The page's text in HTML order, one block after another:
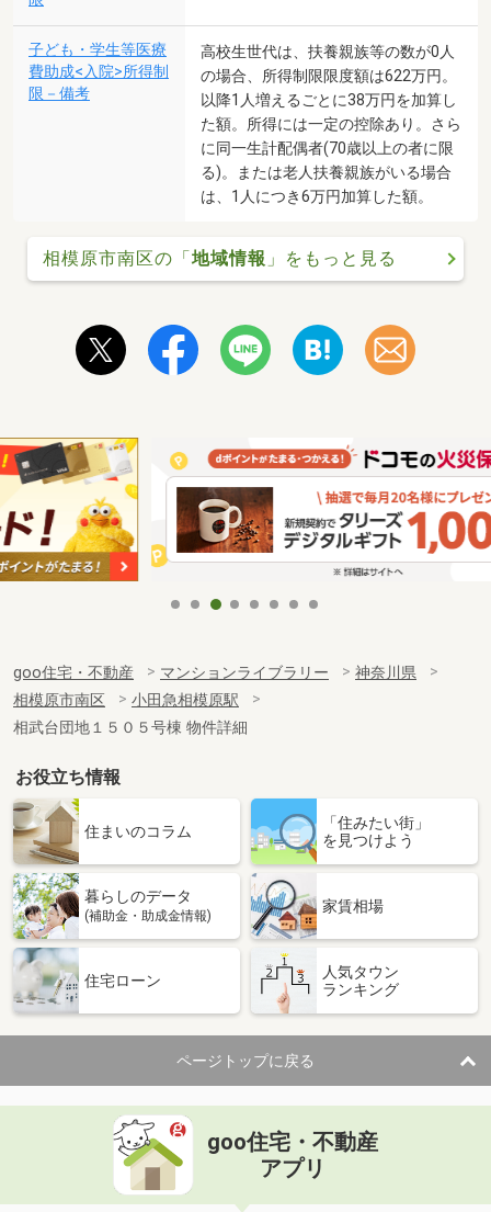
子ども・学生等医療
費助成<入院>所得制
限－備考
高校生世代は、扶養親族等の数が0人
の場合、所得制限限度額は622万円。
以降1人増えるごとに38万円を加算し
た額。所得には一定の控除あり。さら
に同一生計配偶者(70歳以上の者に限
る)。または老人扶養親族がいる場合
は、1人につき6万円加算した額。
相模原市南区の「地域情報 」をもっと見る
goo住宅・不動産 マンションライブラリー
神奈川県
相模原市南区
小田急相模原駅
相武台団地１５０５号棟 物件詳細
お役立ち情報
住まいのコラム
「住みたい街」
を見つけよう
暮らしのデータ
(補助金・助成金情報)
家賃相場
住宅ローン
人気タウン
ランキング
ページトップに戻る
goo住宅・不動産
アプリ